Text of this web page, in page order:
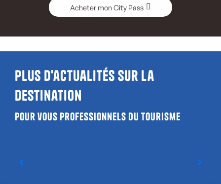
Acheter mon City Pass
Plus d'actualités sur la
destination
Pour vous professionnels du tourisme